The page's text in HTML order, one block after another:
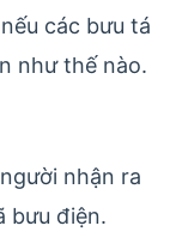
các bưu tá
như thế nào.
nhận ra
bưu điện.